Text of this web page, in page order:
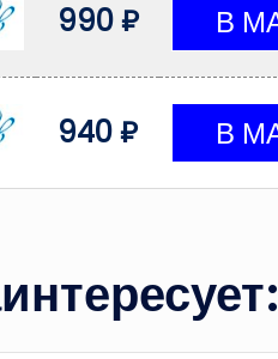
990 ₽
940 ₽